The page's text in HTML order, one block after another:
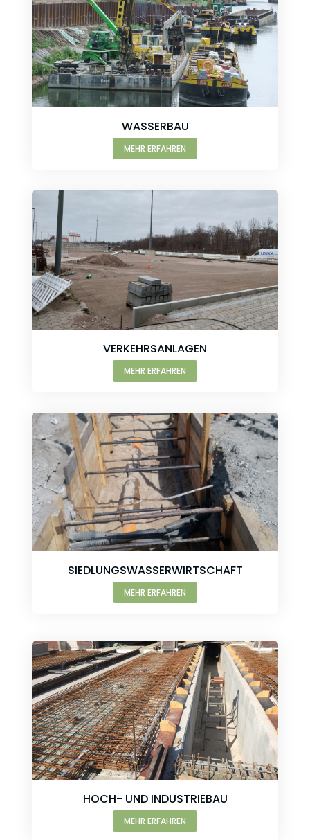
WASSERBAU
MEHR ERFAHREN
VERKEHRSANLAGEN
MEHR ERFAHREN
SIEDLUNGSWASSERWIRTSCHAFT
MEHR ERFAHREN
HOCH- UND INDUSTRIEBAU
MEHR ERFAHREN